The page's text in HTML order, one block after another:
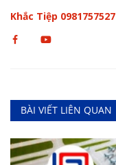
Khắc Tiệp 0981757527
BÀI VIẾT LIÊN QUAN